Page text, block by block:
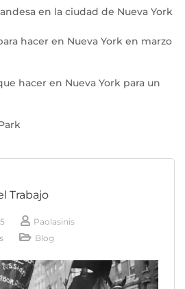
en la ciudad de Nueva York
hacer en Nueva York en marzo
hacer en Nueva York para un
Trabajo
Paolasinis
Blog